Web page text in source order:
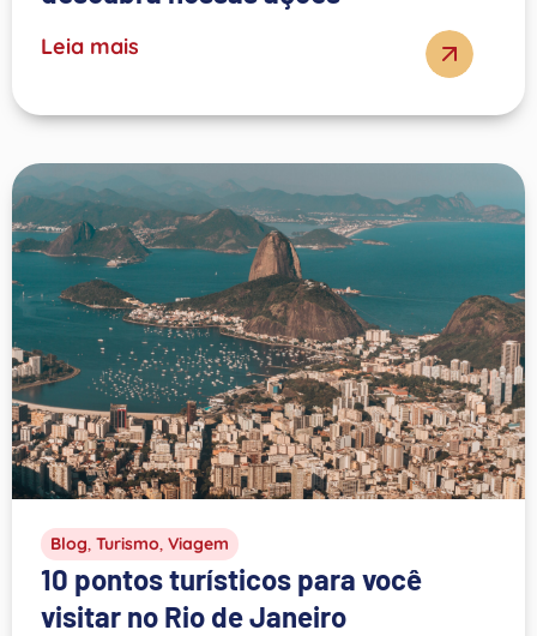
Leia mais
Blog, Turismo, Viagem
10 pontos turísticos para você
visitar no Rio de Janeiro